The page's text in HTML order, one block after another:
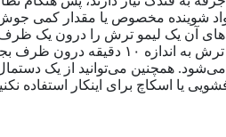
شوینده مخصوص یا مقدار کمی
آن یک لیمو ترش را درون یک
مایکروویو بگذارید. سپس اجازه دهید تا
همچنین می‌توانید از یک دستمال
یا اسکاچ برای اینکار استفاده